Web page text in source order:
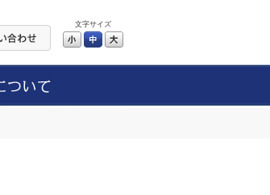
文字サイズ
小 中